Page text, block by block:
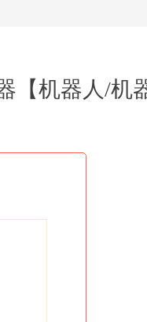
机器人/机